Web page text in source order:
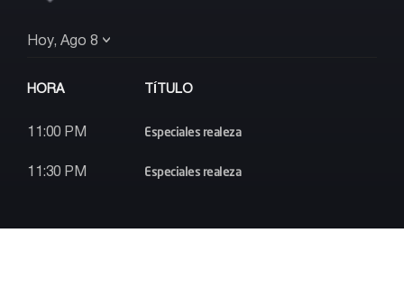
Hoy, Ago 8
HORA TÍTULO
11:00 PM Especiales realeza
11:30 PM Especiales realeza